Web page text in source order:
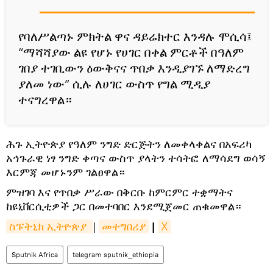
የባለሥልጣኑ ምክትል ዋና ዳይሬክተር እንዳሉ ሞሲሳ፤
“ማሻሻያው ልዩ የሆኑ የሀገር በቀል ምርቶች በዓለም
ገበያ ተገቢውን ዕውቅናና ጥበቃ እንዲያገኙ ለማድረግ
ያለመ ነው” ሲሉ ለሀገር ውስጥ የግል ሚዲያ
ተናግረዋል።
ሕጉ ኢትዮጵያ የዓለም ንግድ ድርጅትን ለመቀላቀልና በአፍሪካ
አኅጉራዊ ነፃ ንግድ ቀጣና ውስጥ ያላትን ተሳትፎ ለማሳደግ ወሳኝ
እርምጃ መሆኑንም ገልፀዋል።
ምዝገባ እና የጥበቃ ሥራው በቅርቡ ከምርምር ተቋማትና
ከዩኒቨርሲቲዎች ጋር በመተባበር እንደሚጀመር ጠቁመዋል።
ስፑትኒክ ኢትዮጵያ | መተግበሪያ | X
Sputnik Africa telegram sputnik_ethiopia